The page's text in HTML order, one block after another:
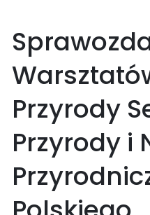
Przyrody
Przyrody i